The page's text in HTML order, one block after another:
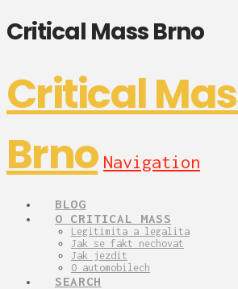
Critical Mass Brno
Critical
Brno Navigation
BLOG
O CRITICAL MASS
Legitimita a legalita
Jak se fakt nechovat
Jak jezdit
O automobilech
SEARCH